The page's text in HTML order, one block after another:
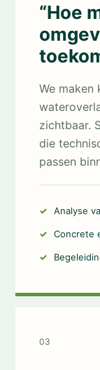
“Hoe
We maken
zichtbaar.
die
passen
Analyse
Concrete
03